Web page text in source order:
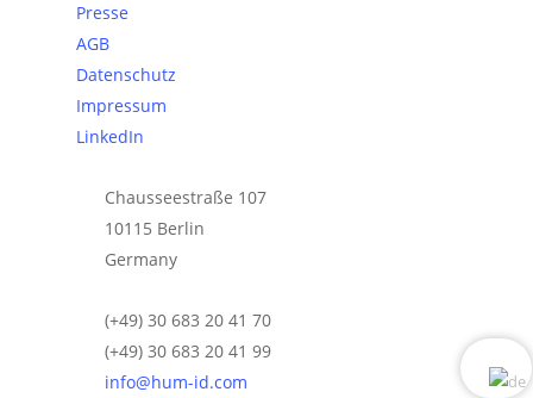
Presse
AGB
Datenschutz
Impressum
LinkedIn
Chausseestraße 107
10115 Berlin
Germany
(+49) 30 683 20 41 70
(+49) 30 683 20 41 99
info@hum-id.com